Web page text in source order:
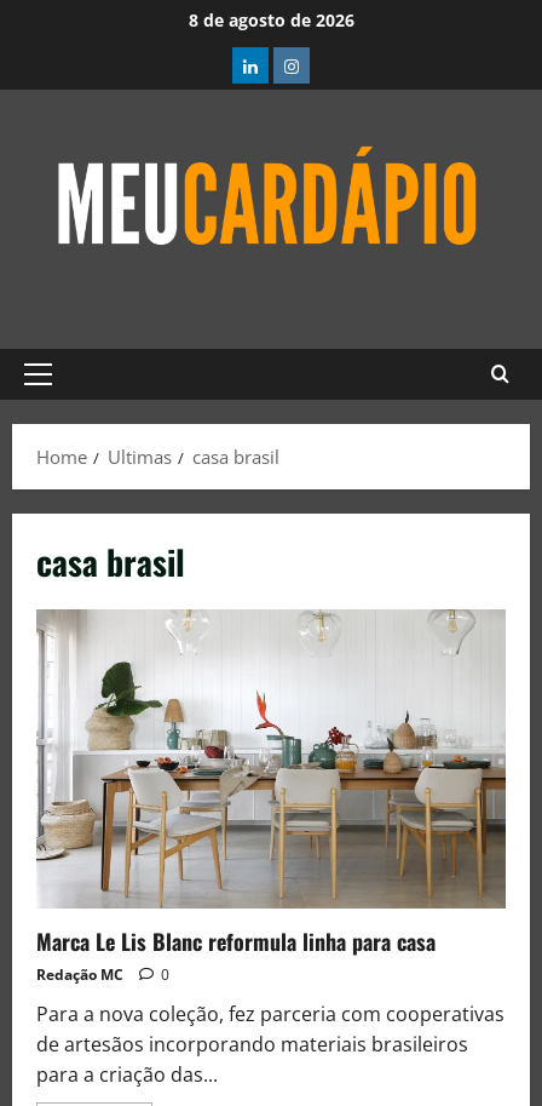
8 de agosto de 2026
Home Ultimas casa brasil
casa brasil
Marca Le Lis Blanc reformula linha para casa
Redação MC 0
Para a nova coleção, fez parceria com cooperativas
de artesãos incorporando materiais brasileiros
para a criação das...